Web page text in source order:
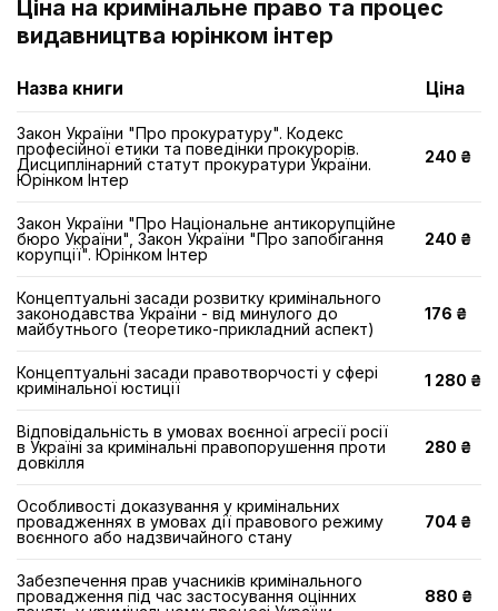
Ціна на кримінальне право та процес
видавництва юрінком iнтер
Назва книги Ціна
Закон України "Про прокуратуру". Кодекс
професійної етики та поведінки прокурорів.
Дисциплінарний статут прокуратури України.
Юрінком Інтер
240 ₴
Закон України "Про Національне антикорупційне
бюро України", Закон України "Про запобігання
корупції". Юрінком Інтер
240 ₴
Концептуальні засади розвитку кримінального
законодавства України - від минулого до
майбутнього (теоретико-прикладний аспект)
176 ₴
Концептуальні засади правотворчості у сфері
кримінальної юстиції
1 280 ₴
Відповідальність в умовах воєнної агресії росії
в Україні за кримінальні правопорушення проти
довкілля
280 ₴
Особливості доказування у кримінальних
провадженнях в умовах дії правового режиму
воєнного або надзвичайного стану
704 ₴
Забезпечення прав учасників кримінального
провадження під час застосування оцінних
880 ₴